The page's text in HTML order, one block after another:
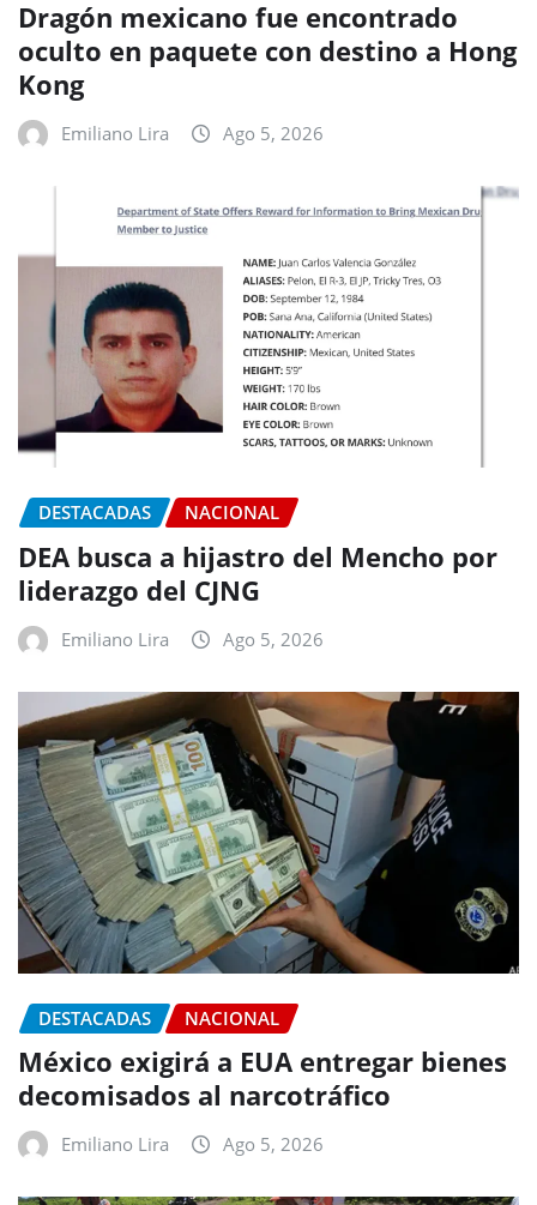
Dragón mexicano fue encontrado
oculto en paquete con destino a Hong
Kong
Emiliano Lira Ago 5, 2026
DESTACADAS NACIONAL
DEA busca a hijastro del Mencho por
liderazgo del CJNG
Emiliano Lira Ago 5, 2026
DESTACADAS NACIONAL
México exigirá a EUA entregar bienes
decomisados al narcotráfico
Emiliano Lira Ago 5, 2026